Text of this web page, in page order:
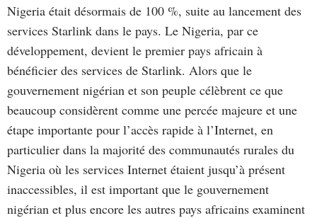
Nigeria était désormais de 100 %, suite au lancement des
services Starlink dans le pays. Le Nigeria, par ce
développement, devient le premier pays africain à
bénéficier des services de Starlink. Alors que le
gouvernement nigérian et son peuple célèbrent ce que
beaucoup considèrent comme une percée majeure et une
étape importante pour l’accès rapide à l’Internet, en
particulier dans la majorité des communautés rurales du
Nigeria où les services Internet étaient jusqu’à présent
inaccessibles, il est important que le gouvernement
nigérian et plus encore les autres pays africains examinent